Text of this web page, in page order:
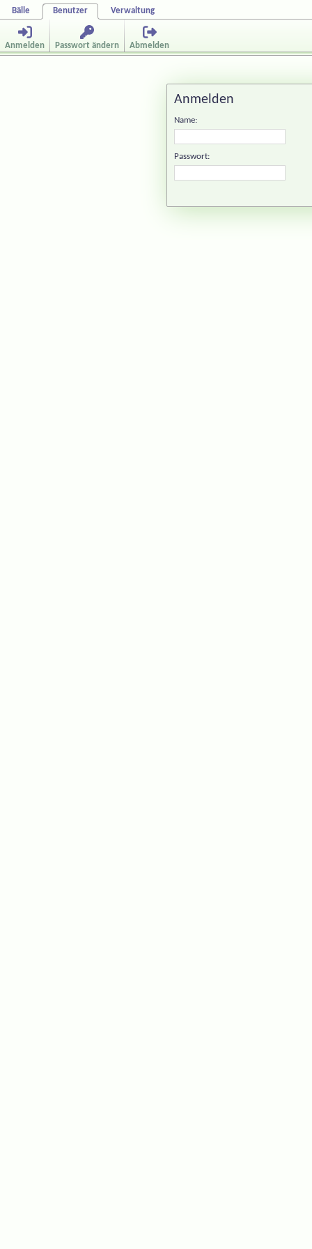
Bälle Benutzer Verwaltung
Anmelden Passwort ändern Abmelden
Anmelden
Name:
Passwort: